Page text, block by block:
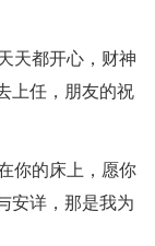
天都开心，财神
上任，朋友的祝
你的床上，愿你
安详，那是我为